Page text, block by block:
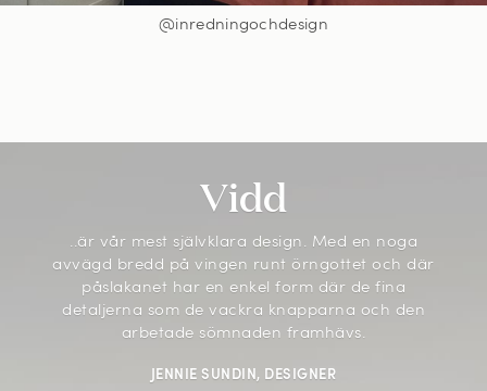
@inredningochdesign
Vidd
..är vår mest självklara design. Med en noga
avvägd bredd på vingen runt örngottet och där
påslakanet har en enkel form där de fina
detaljerna som de vackra knapparna och den
arbetade sömnaden framhävs.
JENNIE SUNDIN, DESIGNER